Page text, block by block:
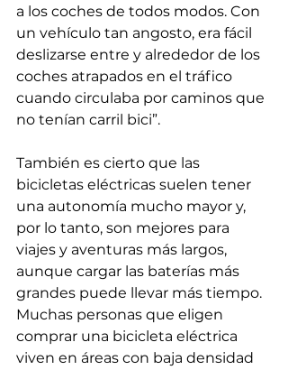
a los coches de todos modos. Con
un vehículo tan angosto, era fácil
deslizarse entre y alrededor de los
coches atrapados en el tráfico
cuando circulaba por caminos que
no tenían carril bici”.
También es cierto que las
bicicletas eléctricas suelen tener
una autonomía mucho mayor y,
por lo tanto, son mejores para
viajes y aventuras más largos,
aunque cargar las baterías más
grandes puede llevar más tiempo.
Muchas personas que eligen
comprar una bicicleta eléctrica
viven en áreas con baja densidad